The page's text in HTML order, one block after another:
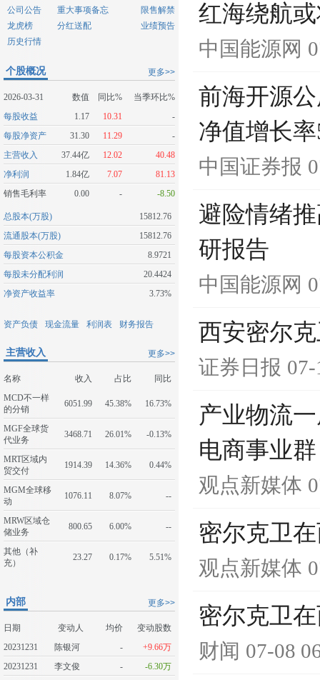
公司公告 重大事项备忘
限售解禁
龙虎榜
分红送配
业绩预告
历史行情
更多>>
个股概况
2026-03-31 数值 同比%
当季环比%
每股收益
1.17 10.31
-
每股净资产
31.30 11.29
-
主营收入
37.44亿 12.02
40.48
净利润
1.84亿 7.07
81.13
销售毛利率
0.00 - -8.50
总股本(万股)
15812.76
流通股本(万股)
15812.76
每股资本公积金
8.9721
每股未分配利润
20.4424
净资产收益率
3.73%
资产负债 现金流量 利润表 财务报告
更多>>
主营收入
名称 收入 占比
同比
MCD不一样
的分销
6051.99 45.38% 16.73%
MGF全球货
代业务
3468.71 26.01% -0.13%
MRT区域内
贸交付
1914.39 14.36% 0.44%
MGM全球移
动
1076.11 8.07% --
MRW区域仓
储业务
800.65 6.00% --
其他（补
充）
23.27 0.17% 5.51%
更多>>
内部
日期 变动人 均价
变动股数
20231231
陈银河 -
+9.66万
20231231
李文俊 -
-6.30万
红海绕航
中国能源网
前海开源
净值增长率
中国证券报
避险情绪
研报告
中国能源网
西安密尔
证券日报
产业物流
电商事业群
观点新媒体
密尔克卫
观点新媒体
密尔克卫
财闻 07-08